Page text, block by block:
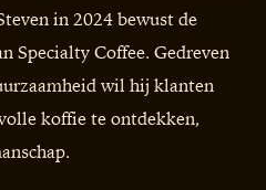
in 2024 bewust de
Specialty Coffee. Gedreven
wil hij klanten
koffie te ontdekken,